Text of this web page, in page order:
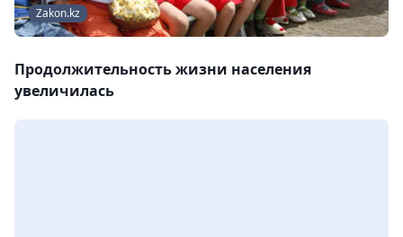
Zakon.kz
Продолжительность жизни населения
увеличилась